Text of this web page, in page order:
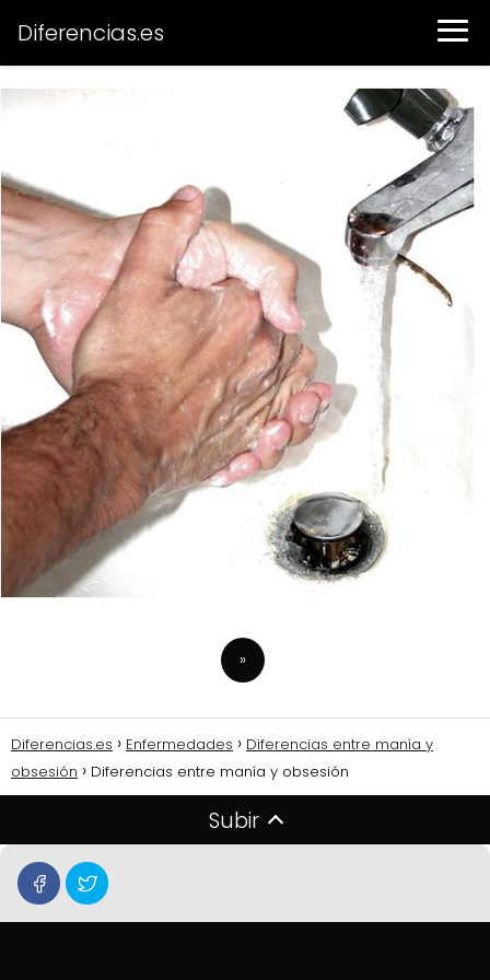
Diferencias.es
»
Diferencias.es Enfermedades
Diferencias entre manía y
obsesión
Diferencias entre manía y obsesión
Subir